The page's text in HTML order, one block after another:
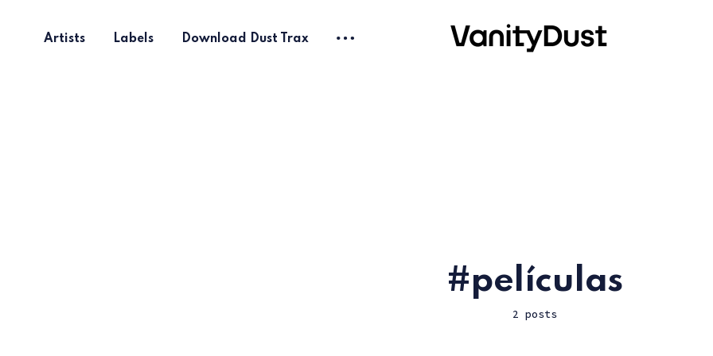
Artists Labels Download Dust Trax
películas
2 posts